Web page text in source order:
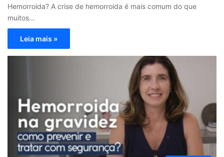
Hemorroida? A crise de hemorroida é mais comum do que
muitos…
Leia mais »